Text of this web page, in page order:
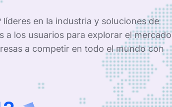
en la industria y soluciones de
a los usuarios para explorar el mercado
a competir en todo el mundo con